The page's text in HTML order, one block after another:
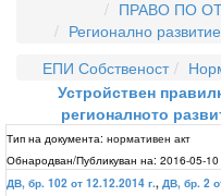
ПРАВО ПО
Регионално
ЕПИ Собственост
Устройствен
регионалното
Тип на документа: нормативен акт
Обнародван/Публикуван на: 2016-05-10
ДВ, бр. 102 от 12.12.2014 г., ДВ, бр. 2